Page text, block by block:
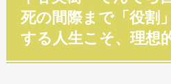
死の間際まで「役割
する人生こそ、理想